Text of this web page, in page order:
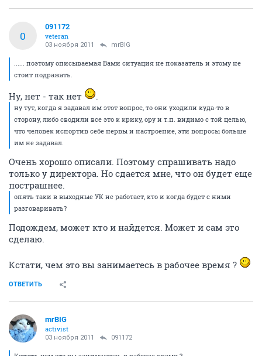
0
091172
veteran
03 ноября 2011 mrBIG
...... поэтому описываемая Вами ситуация не показатель и этому не
стоит подражать.
Ну, нет - так нет .
ну тут, когда я задавал им этот вопрос, то они уходили куда-то в
сторону, либо сводили все это к крику, ору и т.п. видимо с той целью,
что человек испортив себе нервы и настроение, эти вопросы больше
им не задавал.
Очень хорошо описали. Поэтому спрашивать надо
только у директора. Но сдается мне, что он будет еще
пострашнее.
опять таки в выходные УК не работает, кто и когда будет с ними
разговаривать?
Подождем, может кто и найдется. Может и сам это
сделаю.
Кстати, чем это вы занимаетесь в рабочее время ?
ОТВЕТИТЬ
mrBIG
activist
03 ноября 2011 091172